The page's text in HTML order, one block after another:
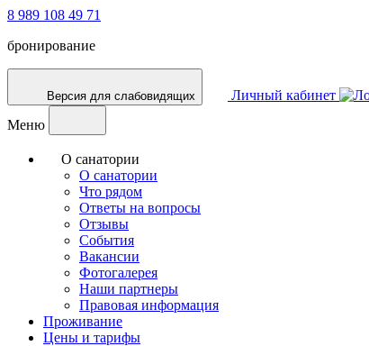
8 989 108 49 71
бронирование
Версия для слабовидящих Личный кабинет
Меню
О санатории
О санатории
Что рядом
Ответы на вопросы
Отзывы
События
Вакансии
Фотогалерея
Наши партнеры
Правовая информация
Проживание
Цены и тарифы